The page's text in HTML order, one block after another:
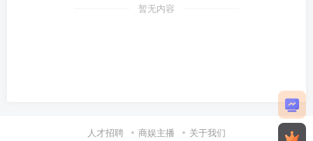
暂无内容
人才招聘 商娱主播 关于我们